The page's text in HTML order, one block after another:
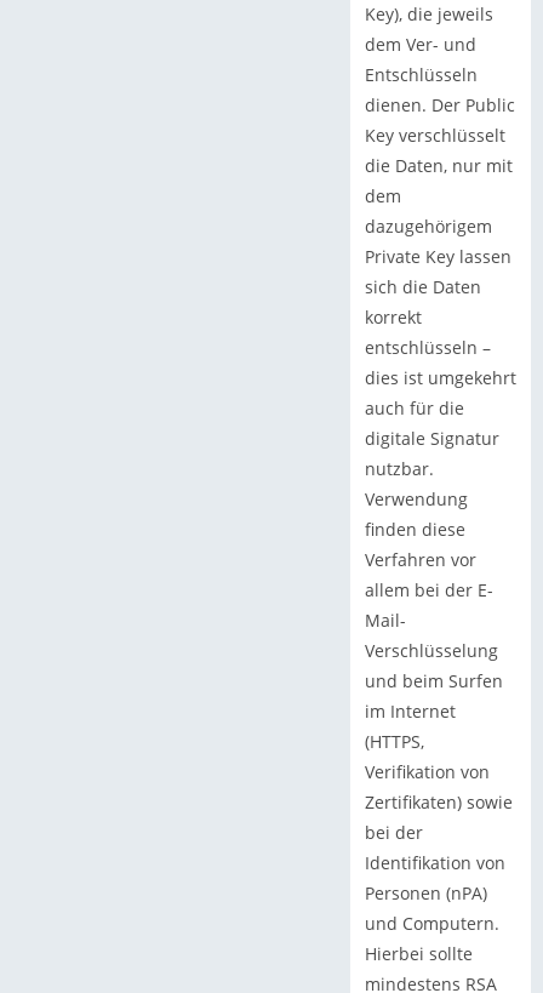
Key), die jeweils
dem Ver- und
Entschlüsseln
dienen. Der Public
Key verschlüsselt
die Daten, nur mit
dem
dazugehörigem
Private Key lassen
sich die Daten
korrekt
entschlüsseln –
dies ist umgekehrt
auch für die
digitale Signatur
nutzbar.
Verwendung
finden diese
Verfahren vor
allem bei der E-
Mail-
Verschlüsselung
und beim Surfen
im Internet
(HTTPS,
Verifikation von
Zertifikaten) sowie
bei der
Identifikation von
Personen (nPA)
und Computern.
Hierbei sollte
mindestens RSA